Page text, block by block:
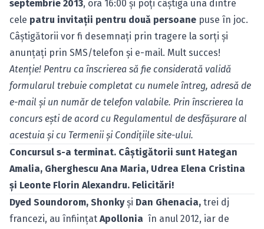
septembrie 2013, ora 16:00 şi poţi câştiga una dintre
cele patru invitaţii pentru două persoane puse în joc.
Câştigătorii vor fi desemnaţi prin tragere la sorţi şi
anunţaţi prin SMS/telefon şi e-mail. Mult succes!
Atenţie! Pentru ca înscrierea să fie considerată validă
formularul trebuie completat cu numele întreg, adresă de
e-mail şi un număr de telefon valabile. Prin înscrierea la
concurs eşti de acord cu Regulamentul de desfăşurare al
acestuia şi cu Termenii şi Condiţiile site-ului.
Concursul s-a terminat. Câştigătorii sunt Hategan
Amalia, Gherghescu Ana Maria, Udrea Elena Cristina
şi Leonte Florin Alexandru. Felicitări!
Dyed Soundorom, Shonkyşi Dan Ghenacia, trei dj
francezi, au înfiinţat Apollonia în anul 2012, iar de